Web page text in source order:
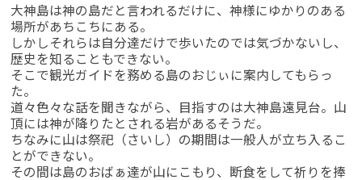
大神島は神の島だと言われるだけに、神様にゆかりのある
場所があちこちにある。
しかしそれらは自分達だけで歩いたのでは気づかないし、
歴史を知ることもできない。
そこで観光ガイドを務める島のおじぃに案内してもらっ
た。
道々色々な話を聞きながら、目指すのは大神島遠見台。山
頂には神が降りたとされる岩があるそうだ。
ちなみに山は祭祀（さいし）の期間は一般人が立ち入るこ
とができない。
その間は島のおばぁ達が山にこもり、断食をして祈りを捧